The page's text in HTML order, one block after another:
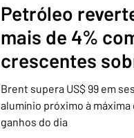
Petróleo
mais de 4%
crescentes
negociações
Brent supera US$ 99 em
alumínio próximo à
ganhos do dia